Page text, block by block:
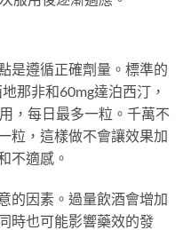
是遵循正確劑量。標準的
那非和60mg達泊西汀，
，每日最多一粒。千萬不
粒，這樣做不會讓效果加
不適感。
的因素。過量飲酒會增加
時也可能影響藥效的發